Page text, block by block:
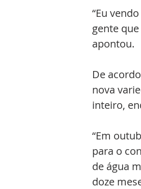
“Eu
gente
apontou.
De
nova
inteiro,
“Em
para o
de água
doze